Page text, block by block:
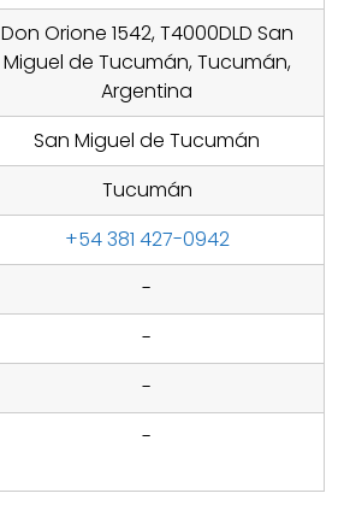
Don Orione 1542, T4000DLD San
Miguel de Tucumán, Tucumán,
Argentina
San Miguel de Tucumán
Tucumán
+54 381 427-0942
-
-
-
-